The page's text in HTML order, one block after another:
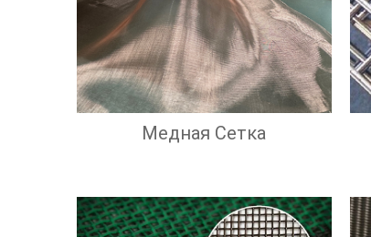
Медная Сетка